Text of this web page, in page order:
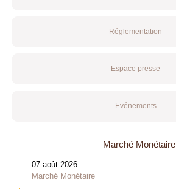
Réglementation
Espace presse
Evénements
Marché Monétaire
07 août 2026
Marché Monétaire